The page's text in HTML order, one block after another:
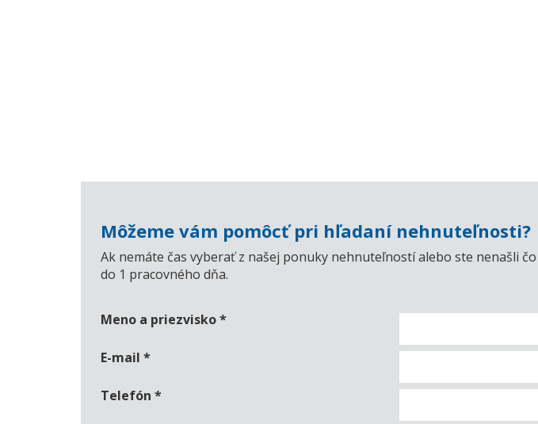
Môžeme vám pomôcť pri hľadaní nehnuteľnosti?
Ak nemáte čas vyberať z našej ponuky nehnuteľností alebo ste nenašli
do 1 pracovného dňa.
Meno a priezvisko*
E-mail *
Telefón *